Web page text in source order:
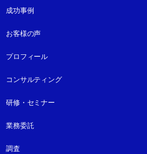
成功事例
お客様の声
プロフィール
コンサルティング
研修・セミナー
業務委託
調査